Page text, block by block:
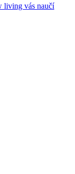
living vás naučí